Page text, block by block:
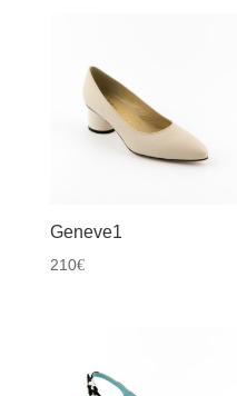
Geneve1
210€